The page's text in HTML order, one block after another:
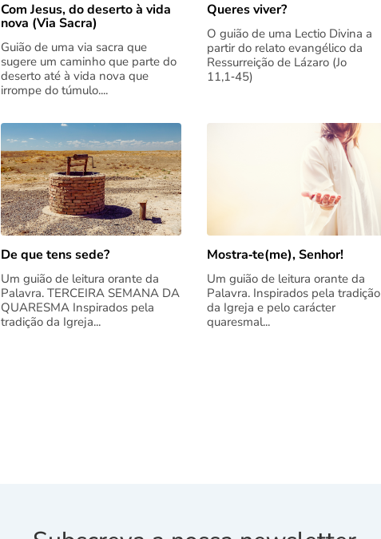
Com Jesus, do deserto à vida
nova (Via Sacra)
Guião de uma via sacra que
sugere um caminho que parte do
deserto até à vida nova que
irrompe do túmulo....
Queres viver?
O guião de uma Lectio Divina a
partir do relato evangélico da
Ressurreição de Lázaro (Jo
11,1‑45)
De que tens sede?
Um guião de leitura orante da
Palavra. TERCEIRA SEMANA DA
QUARESMA Inspirados pela
tradição da Igreja...
Mostra‑te(me), Senhor!
Um guião de leitura orante da
Palavra. Inspirados pela tradição
da Igreja e pelo carácter
quaresmal...